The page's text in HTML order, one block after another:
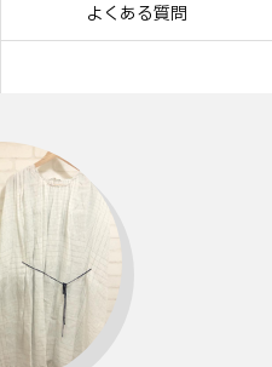
よくある質問